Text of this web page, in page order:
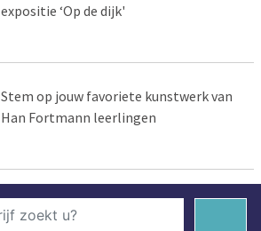
expositie ‘Op de dijk'
Stem op jouw favoriete kunstwerk van
Han Fortmann leerlingen